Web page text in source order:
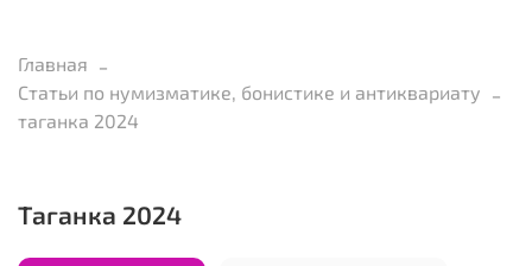
Главная
Статьи по нумизматике, бонистике и антиквариату
таганка 2024
таганка 2024